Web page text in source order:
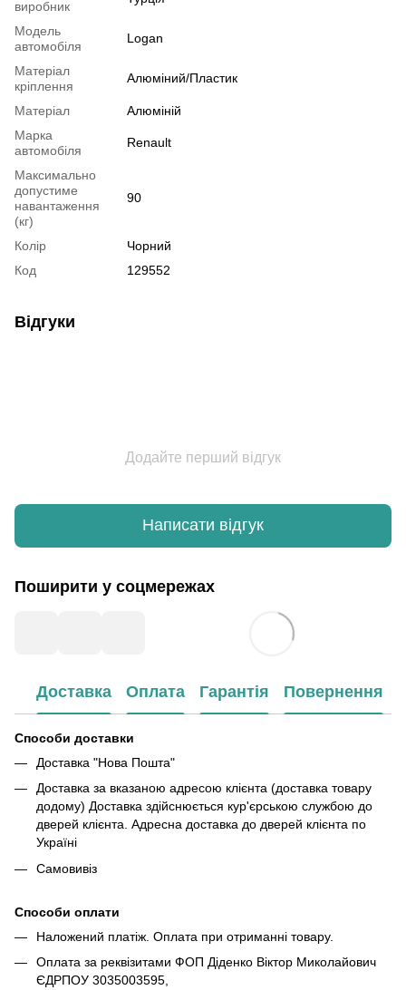
виробник
Модель
автомобіля
Logan
Матеріал
кріплення
Алюміний/Пластик
Матеріал
Алюміній
Марка
автомобіля
Renault
Максимально
допустиме
навантаження
(кг)
90
Колір
Чорний
Код
129552
Відгуки
Додайте перший відгук
Написати відгук
Поширити у соцмережах
Доставка Оплата Гарантія Повернення
Способи доставки
Доставка "Нова Пошта"
Доставка за вказаною адресою клієнта (доставка товару
додому) Доставка здійснюється кур'єрською службою до
дверей клієнта. Адресна доставка до дверей клієнта по
Україні
Самовивіз
Способи оплати
Наложений платіж. Оплата при отриманні товару.
Оплата за реквізитами ФОП Діденко Віктор Миколайович
ЄДРПОУ 3035003595,